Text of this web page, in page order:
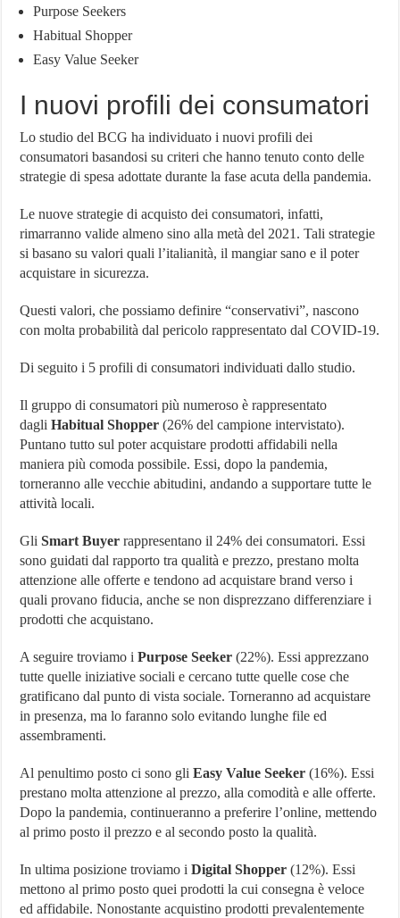
Purpose Seekers
Habitual Shopper
Easy Value Seeker
I nuovi profili dei consumatori
Lo studio del BCG ha individuato i nuovi profili dei
consumatori basandosi su criteri che hanno tenuto conto delle
strategie di spesa adottate durante la fase acuta della pandemia.
Le nuove strategie di acquisto dei consumatori, infatti,
rimarranno valide almeno sino alla metà del 2021. Tali strategie
si basano su valori quali l’italianità, il mangiar sano e il poter
acquistare in sicurezza.
Questi valori, che possiamo definire “conservativi”, nascono
con molta probabilità dal pericolo rappresentato dal COVID-19.
Di seguito i 5 profili di consumatori individuati dallo studio.
Il gruppo di consumatori più numeroso è rappresentato
dagliHabitual Shopper (26% del campione intervistato).
Puntano tutto sul poter acquistare prodotti affidabili nella
maniera più comoda possibile. Essi, dopo la pandemia,
torneranno alle vecchie abitudini, andando a supportare tutte le
attività locali.
GliSmart Buyer rappresentano il 24% dei consumatori. Essi
sono guidati dal rapporto tra qualità e prezzo, prestano molta
attenzione alle offerte e tendono ad acquistare brand verso i
quali provano fiducia, anche se non disprezzano differenziare i
prodotti che acquistano.
A seguire troviamo iPurpose Seeker (22%). Essi apprezzano
tutte quelle iniziative sociali e cercano tutte quelle cose che
gratificano dal punto di vista sociale. Torneranno ad acquistare
in presenza, ma lo faranno solo evitando lunghe file ed
assembramenti.
Al penultimo posto ci sono gliEasy Value Seeker (16%). Essi
prestano molta attenzione al prezzo, alla comodità e alle offerte.
Dopo la pandemia, continueranno a preferire l’online, mettendo
al primo posto il prezzo e al secondo posto la qualità.
In ultima posizione troviamo iDigital Shopper(12%). Essi
mettono al primo posto quei prodotti la cui consegna è veloce
ed affidabile. Nonostante acquistino prodotti prevalentemente